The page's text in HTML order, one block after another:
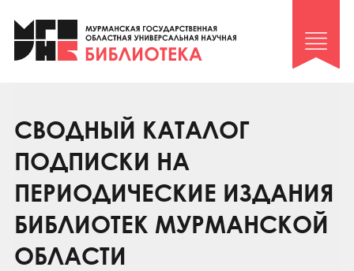
Клуб «Гиря и сельдерей»
Клуб «Семейный архив»
Коллегам
Контакты
СВОДНЫЙ КАТАЛОГ
ПОДПИСКИ НА
ПЕРИОДИЧЕСКИЕ ИЗДАНИЯ
БИБЛИОТЕК МУРМАНСКОЙ
ОБЛАСТИ